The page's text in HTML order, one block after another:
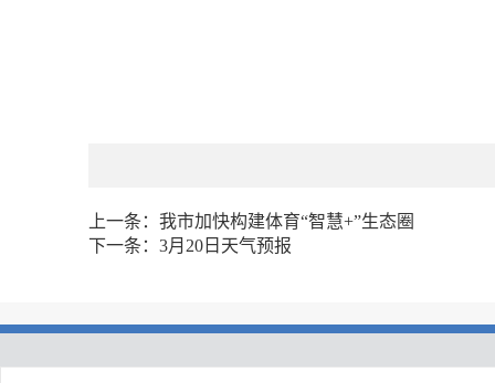
上一条： 我市加快构建体育“智慧+”生态圈
下一条： 3月20日天气预报